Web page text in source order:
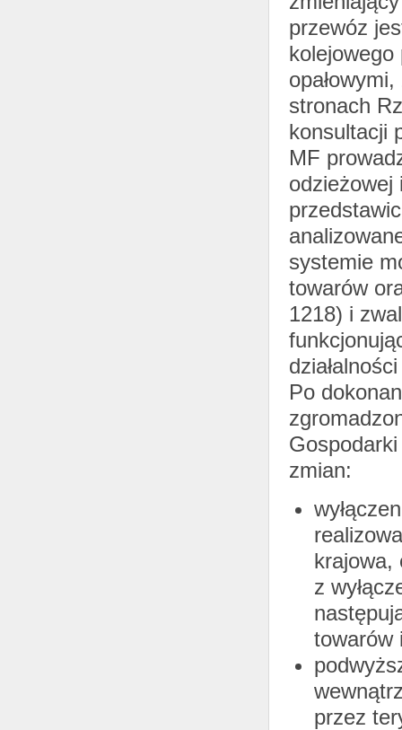
przewóz
stronach
konsultacji
MF
odzieżowej
systemie
towarów
1218) i
Po
zmian:
krajowa,
z
towarów
przez